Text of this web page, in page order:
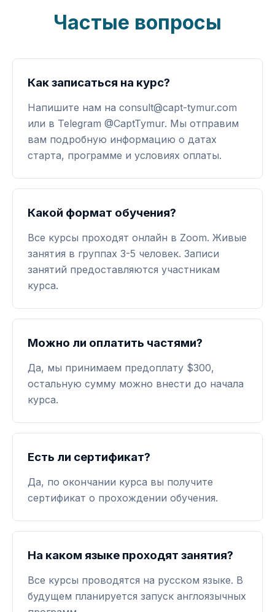
Частые вопросы
Как записаться на курс?
Напишите нам на consult@capt-tymur.com
или в Telegram @CaptTymur. Мы отправим
вам подробную информацию о датах
старта, программе и условиях оплаты.
Какой формат обучения?
Все курсы проходят онлайн в Zoom. Живые
занятия в группах 3-5 человек. Записи
занятий предоставляются участникам
курса.
Можно ли оплатить частями?
Да, мы принимаем предоплату $300,
остальную сумму можно внести до начала
курса.
Есть ли сертификат?
Да, по окончании курса вы получите
сертификат о прохождении обучения.
На каком языке проходят занятия?
Все курсы проводятся на русском языке. В
будущем планируется запуск англоязычных